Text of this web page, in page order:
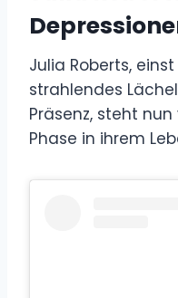
Julia Roberts,
strahlendes
Präsenz, steht
Phase in ihrem